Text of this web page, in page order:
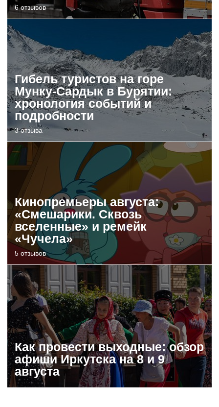
6 отзывов
Гибель туристов на горе
Мунку-Сардык в Бурятии:
хронология событий и
подробности
3 отзыва
Кинопремьеры августа:
«Смешарики. Сквозь
вселенные» и ремейк
«Чучела»
5 отзывов
Как провести выходные: обзор
афиши Иркутска на 8 и 9
августа